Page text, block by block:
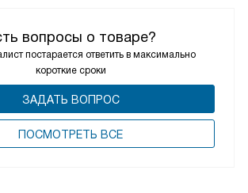
вопросы о товаре?
постарается ответить в максимально
короткие сроки
ЗАДАТЬ ВОПРОС
ПОCМОТРЕТЬ ВСЕ